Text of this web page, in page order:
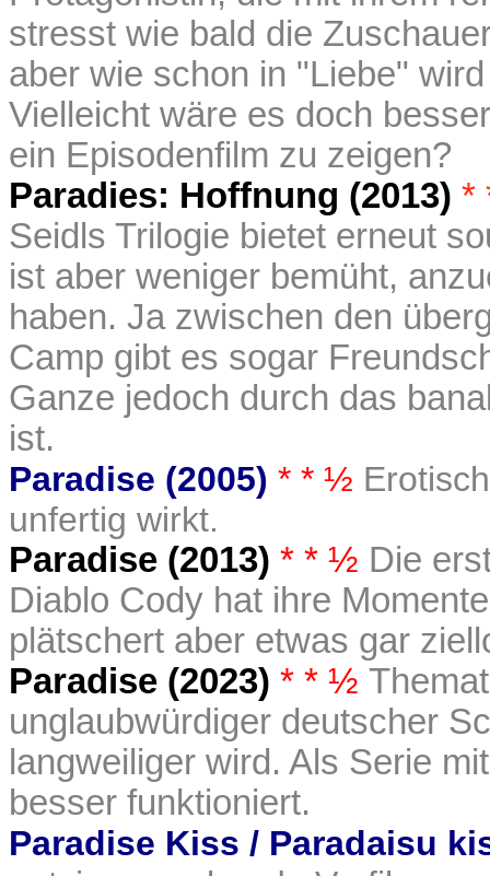
stresst wie bald die
aber wie schon in "Liebe"
Vielleicht wäre es doch
ein Episodenfilm zu zeigen?
Paradies: Hoffnung (2013) *
Seidls Trilogie bietet erneut
ist aber weniger bemüht,
haben. Ja zwischen den
Camp gibt es sogar
Ganze jedoch durch das
ist.
Paradise (2005) * * ½
unfertig wirkt.
Paradise (2013) * * ½ Die
Diablo Cody hat ihre
plätschert aber etwas gar
Paradise (2023) * * ½
unglaubwürdiger deutscher
langweiliger wird. Als Serie
besser funktioniert.
Paradise Kiss / Paradaisu